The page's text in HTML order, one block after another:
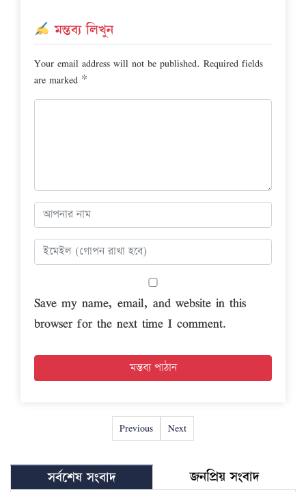
মন্তব্য লিখুন
Your email address will not be published. Required fields
are marked *
Save my name, email, and website in this
browser for the next time I comment.
Previous Next
সর্বশেষ সংবাদ জনপ্রিয় সংবাদ